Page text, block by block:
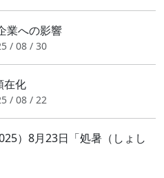
業への影響
/ 08 / 30
在化
/ 08 / 22
）8月23日「処暑（しょし